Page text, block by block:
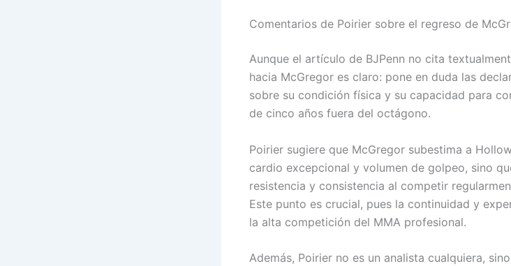
Comentarios de Poirier sobre el regreso de
Aunque el artículo de BJPenn no cita
hacia McGregor es claro: pone en duda las
sobre su condición física y su capacidad para
de cinco años fuera del octágono.
Poirier sugiere que McGregor subestima a
cardio excepcional y volumen de golpeo, sino
resistencia y consistencia al competir
Este punto es crucial, pues la continuidad y
la alta competición del MMA profesional.
Además, Poirier no es un analista cualquiera,